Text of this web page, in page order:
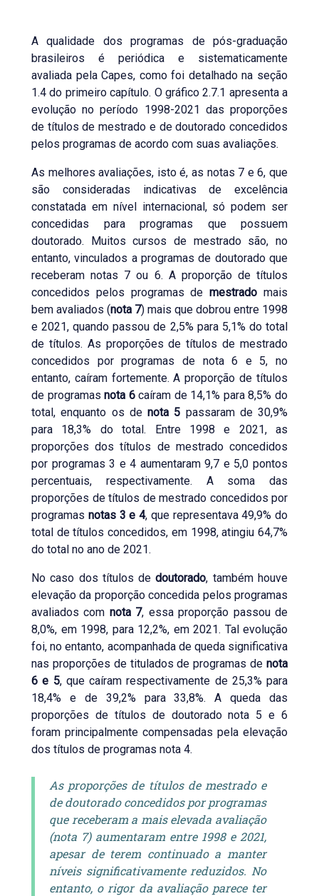
A qualidade dos programas de pós-graduação
brasileiros é periódica e sistematicamente
avaliada pela Capes, como foi detalhado na seção
1.4 do primeiro capítulo. O gráfico 2.7.1 apresenta a
evolução no período 1998-2021 das proporções
de títulos de mestrado e de doutorado concedidos
pelos programas de acordo com suas avaliações.
As melhores avaliações, isto é, as notas 7 e 6, que
são consideradas indicativas de excelência
constatada em nível internacional, só podem ser
concedidas para programas que possuem
doutorado. Muitos cursos de mestrado são, no
entanto, vinculados a programas de doutorado que
receberam notas 7 ou 6. A proporção de títulos
concedidos pelos programas demestrado mais
bem avaliados (nota 7) mais que dobrou entre 1998
e 2021, quando passou de 2,5% para 5,1% do total
de títulos. As proporções de títulos de mestrado
concedidos por programas de nota 6 e 5, no
entanto, caíram fortemente. A proporção de títulos
de programasnota 6caíram de 14,1% para 8,5% do
total, enquanto os de nota 5 passaram de 30,9%
para 18,3% do total. Entre 1998 e 2021, as
proporções dos títulos de mestrado concedidos
por programas 3 e 4 aumentaram 9,7 e 5,0 pontos
percentuais, respectivamente. A soma das
proporções de títulos de mestrado concedidos por
programas notas 3 e 4, que representava 49,9% do
total de títulos concedidos, em 1998, atingiu 64,7%
do total no ano de 2021.
No caso dos títulos dedoutorado, também houve
elevação da proporção concedida pelos programas
avaliados com nota 7, essa proporção passou de
8,0%, em 1998, para 12,2%, em 2021. Tal evolução
foi, no entanto, acompanhada de queda significativa
nas proporções de titulados de programas de nota
6 e 5, que caíram respectivamente de 25,3% para
18,4% e de 39,2% para 33,8%. A queda das
proporções de títulos de doutorado nota 5 e 6
foram principalmente compensadas pela elevação
dos títulos de programas nota 4.
As proporções de títulos de mestrado e
de doutorado concedidos por programas
que receberam a mais elevada avaliação
(nota 7) aumentaram entre 1998 e 2021,
apesar de terem continuado a manter
níveis significativamente reduzidos. No
entanto, o rigor da avaliação parece ter